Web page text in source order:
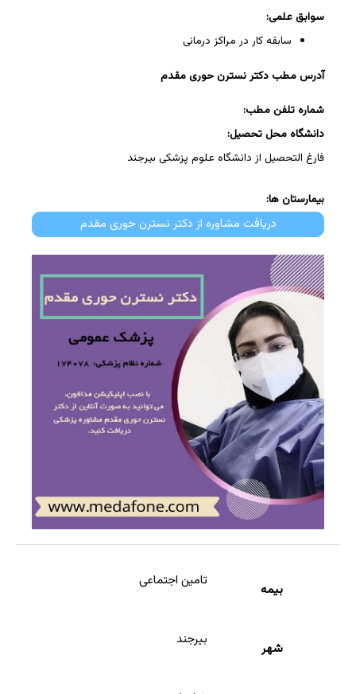
سوابق علمی:
سابقه کار در مراکز درمانی
آدرس مطب دکتر نسترن حوری مقدم
شماره تلفن مطب:
دانشگاه محل تحصیل:
فارغ التحصیل از دانشگاه علوم پزشکی بیرجند
بیمارستان ها:
دریافت مشاوره از دکتر نسترن حوری مقدم
بیمه
تامین اجتماعی
شهر
بیرجند